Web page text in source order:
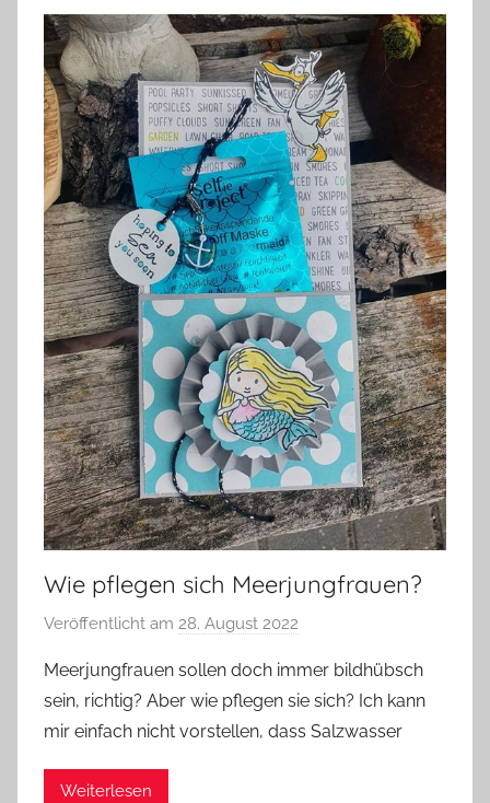
Wie pflegen sich Meerjungfrauen?
Veröffentlicht am 28. August 2022
n
G
l
Meerjungfrauen sollen doch immer bildhübsch
sein, richtig? Aber wie pflegen sie sich? Ich kann
mir einfach nicht vorstellen, dass Salzwasser
Weiterlesen